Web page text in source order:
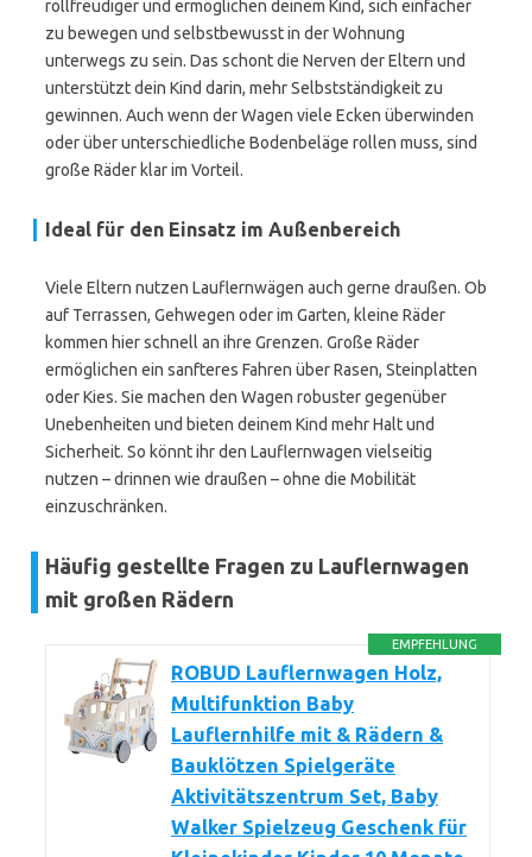
rollfreudiger und ermöglichen deinem Kind, sich einfacher
zu bewegen und selbstbewusst in der Wohnung
unterwegs zu sein. Das schont die Nerven der Eltern und
unterstützt dein Kind darin, mehr Selbstständigkeit zu
gewinnen. Auch wenn der Wagen viele Ecken überwinden
oder über unterschiedliche Bodenbeläge rollen muss, sind
große Räder klar im Vorteil.
Ideal für den Einsatz im Außenbereich
Viele Eltern nutzen Lauflernwägen auch gerne draußen. Ob
auf Terrassen, Gehwegen oder im Garten, kleine Räder
kommen hier schnell an ihre Grenzen. Große Räder
ermöglichen ein sanfteres Fahren über Rasen, Steinplatten
oder Kies. Sie machen den Wagen robuster gegenüber
Unebenheiten und bieten deinem Kind mehr Halt und
Sicherheit. So könnt ihr den Lauflernwagen vielseitig
nutzen – drinnen wie draußen – ohne die Mobilität
einzuschränken.
Häufig gestellte Fragen zu Lauflernwagen
mit großen Rädern
EMPFEHLUNG
ROBUD Lauflernwagen Holz,
Multifunktion Baby
Lauflernhilfe mit & Rädern &
Bauklötzen Spielgeräte
Aktivitätszentrum Set, Baby
Walker Spielzeug Geschenk für